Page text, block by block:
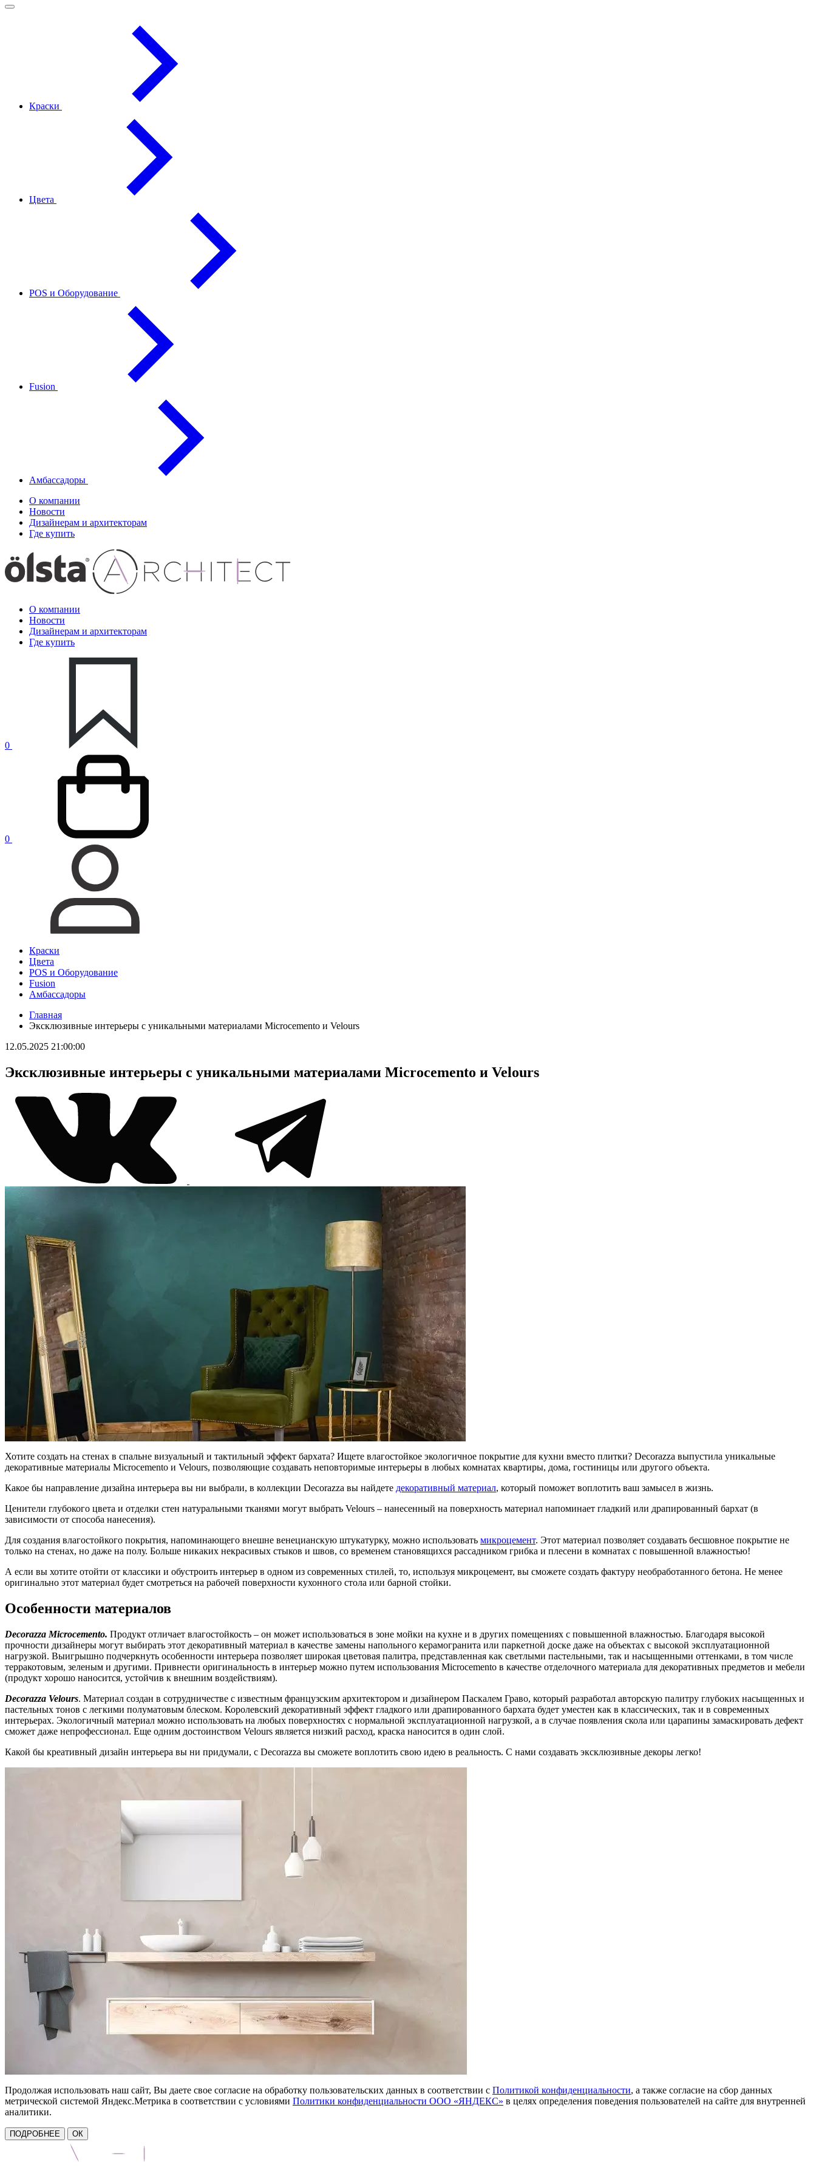
Краски
Цвета
POS и Оборудование
Fusion
Амбассадоры
О компании
Новости
Дизайнерам и архитекторам
Где купить
О компании
Новости
Дизайнерам и архитекторам
Где купить
0
0
Краски
Цвета
POS и Оборудование
Fusion
Амбассадоры
Главная
Эксклюзивные интерьеры с уникальными материалами Microcemento и Velours
12.05.2025 21:00:00
Эксклюзивные интерьеры с уникальными материалами Microcemento и Velours
Хотите создать на стенах в спальне визуальный и тактильный эффект бархата? Ищете влагостойкое экологичное покрытие для кухни вместо плитки? Decorazza выпустила уникальные
декоративные материалы Microcemento и Velours, позволяющие создавать неповторимые интерьеры в любых комнатах квартиры, дома, гостиницы или другого объекта.
Какое бы направление дизайна интерьера вы ни выбрали, в коллекции Decorazza вы найдете декоративный материал, который поможет воплотить ваш замысел в жизнь.
Ценители глубокого цвета и отделки стен натуральными тканями могут выбрать Velours – нанесенный на поверхность материал напоминает гладкий или драпированный бархат (в
зависимости от способа нанесения).
Для создания влагостойкого покрытия, напоминающего внешне венецианскую штукатурку, можно использовать микроцемент. Этот материал позволяет создавать бесшовное покрытие не
только на стенах, но даже на полу. Больше никаких некрасивых стыков и швов, со временем становящихся рассадником грибка и плесени в комнатах с повышенной влажностью!
А если вы хотите отойти от классики и обустроить интерьер в одном из современных стилей, то, используя микроцемент, вы сможете создать фактуру необработанного бетона. Не менее
оригинально этот материал будет смотреться на рабочей поверхности кухонного стола или барной стойки.
Особенности материалов
Decorazza Microcemento. Продукт отличает влагостойкость – он может использоваться в зоне мойки на кухне и в других помещениях с повышенной влажностью. Благодаря высокой
прочности дизайнеры могут выбирать этот декоративный материал в качестве замены напольного керамогранита или паркетной доске даже на объектах с высокой эксплуатационной
нагрузкой. Выигрышно подчеркнуть особенности интерьера позволяет широкая цветовая палитра, представленная как светлыми пастельными, так и насыщенными оттенками, в том числе
терракотовым, зеленым и другими. Привнести оригинальность в интерьер можно путем использования Microcemento в качестве отделочного материала для декоративных предметов и мебели
(продукт хорошо наносится, устойчив к внешним воздействиям).
Decorazza Velours. Материал создан в сотрудничестве с известным французским архитектором и дизайнером Паскалем Граво, который разработал авторскую палитру глубоких насыщенных и
пастельных тонов с легкими полуматовым блеском. Королевский декоративный эффект гладкого или драпированного бархата будет уместен как в классических, так и в современных
интерьерах. Экологичный материал можно использовать на любых поверхностях с нормальной эксплуатационной нагрузкой, а в случае появления скола или царапины замаскировать дефект
сможет даже непрофессионал. Еще одним достоинством Velours является низкий расход, краска наносится в один слой.
Какой бы креативный дизайн интерьера вы ни придумали, с Decorazza вы сможете воплотить свою идею в реальность. С нами создавать эксклюзивные декоры легко!
Продолжая использовать наш сайт, Вы даете свое согласие на обработку пользовательских данных в соответствии с Политикой конфиденциальности, а также согласие на сбор данных
метрической системой Яндекс.Метрика в соответствии с условиями Политики конфиденциальности ООО «ЯНДЕКС» в целях определения поведения пользователей на сайте для внутренней
аналитики.
ПОДРОБНЕЕ ОК